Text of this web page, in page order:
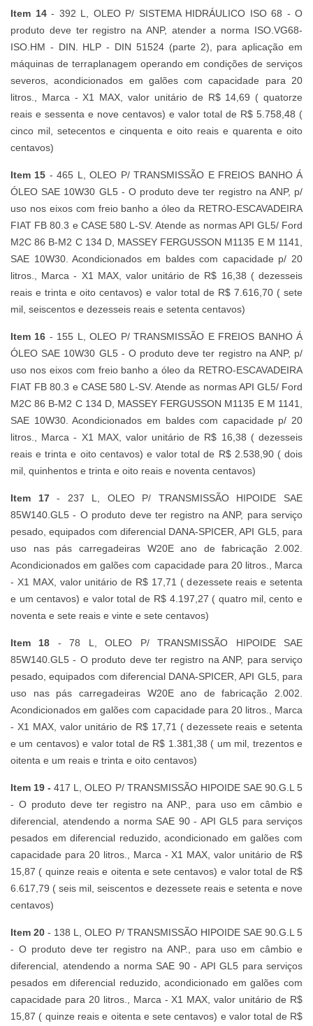
Item 14- 392 L, OLEO P/ SISTEMA HIDRÁULICO ISO 68 - O
produto deve ter registro na ANP, atender a norma ISO.VG68-
ISO.HM - DIN. HLP - DIN 51524 (parte 2), para aplicação em
máquinas de terraplanagem operando em condições de serviços
severos, acondicionados em galões com capacidade para 20
litros., Marca - X1 MAX, valor unitário de R$ 14,69 ( quatorze
reais e sessenta e nove centavos) e valor total de R$ 5.758,48 (
cinco mil, setecentos e cinquenta e oito reais e quarenta e oito
centavos)
Item 15 - 465 L, OLEO P/ TRANSMISSÃO E FREIOS BANHO Á
ÓLEO SAE 10W30 GL5 - O produto deve ter registro na ANP, p/
uso nos eixos com freio banho a óleo da RETRO-ESCAVADEIRA
FIAT FB 80.3 e CASE 580 L-SV. Atende as normas API GL5/ Ford
M2C 86 B-M2 C 134 D, MASSEY FERGUSSON M1135 E M 1141,
SAE 10W30. Acondicionados em baldes com capacidade p/ 20
litros., Marca - X1 MAX, valor unitário de R$ 16,38 ( dezesseis
reais e trinta e oito centavos) e valor total de R$ 7.616,70 ( sete
mil, seiscentos e dezesseis reais e setenta centavos)
Item 16 - 155 L, OLEO P/ TRANSMISSÃO E FREIOS BANHO Á
ÓLEO SAE 10W30 GL5 - O produto deve ter registro na ANP, p/
uso nos eixos com freio banho a óleo da RETRO-ESCAVADEIRA
FIAT FB 80.3 e CASE 580 L-SV. Atende as normas API GL5/ Ford
M2C 86 B-M2 C 134 D, MASSEY FERGUSSON M1135 E M 1141,
SAE 10W30. Acondicionados em baldes com capacidade p/ 20
litros., Marca - X1 MAX, valor unitário de R$ 16,38 ( dezesseis
reais e trinta e oito centavos) e valor total de R$ 2.538,90 ( dois
mil, quinhentos e trinta e oito reais e noventa centavos)
Item 17- 237 L, OLEO P/ TRANSMISSÃO HIPOIDE SAE
85W140.GL5 - O produto deve ter registro na ANP, para serviço
pesado, equipados com diferencial DANA-SPICER, API GL5, para
uso nas pás carregadeiras W20E ano de fabricação 2.002.
Acondicionados em galões com capacidade para 20 litros., Marca
- X1 MAX, valor unitário de R$ 17,71 ( dezessete reais e setenta
e um centavos) e valor total de R$ 4.197,27 ( quatro mil, cento e
noventa e sete reais e vinte e sete centavos)
Item 18 - 78 L, OLEO P/ TRANSMISSÃO HIPOIDE SAE
85W140.GL5 - O produto deve ter registro na ANP, para serviço
pesado, equipados com diferencial DANA-SPICER, API GL5, para
uso nas pás carregadeiras W20E ano de fabricação 2.002.
Acondicionados em galões com capacidade para 20 litros., Marca
- X1 MAX, valor unitário de R$ 17,71 ( dezessete reais e setenta
e um centavos) e valor total de R$ 1.381,38 ( um mil, trezentos e
oitenta e um reais e trinta e oito centavos)
Item 19 - 417 L, OLEO P/ TRANSMISSÃO HIPOIDE SAE 90.G.L 5
- O produto deve ter registro na ANP., para uso em câmbio e
diferencial, atendendo a norma SAE 90 - API GL5 para serviços
pesados em diferencial reduzido, acondicionado em galões com
capacidade para 20 litros., Marca - X1 MAX, valor unitário de R$
15,87 ( quinze reais e oitenta e sete centavos) e valor total de R$
6.617,79 ( seis mil, seiscentos e dezessete reais e setenta e nove
centavos)
Item 20 - 138 L, OLEO P/ TRANSMISSÃO HIPOIDE SAE 90.G.L 5
- O produto deve ter registro na ANP., para uso em câmbio e
diferencial, atendendo a norma SAE 90 - API GL5 para serviços
pesados em diferencial reduzido, acondicionado em galões com
capacidade para 20 litros., Marca - X1 MAX, valor unitário de R$
15,87 ( quinze reais e oitenta e sete centavos) e valor total de R$